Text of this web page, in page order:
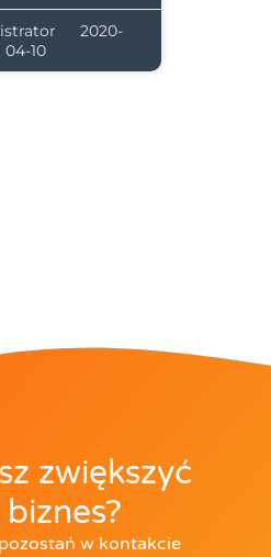
2020-
04-10
zwiększyć
w kontakcie